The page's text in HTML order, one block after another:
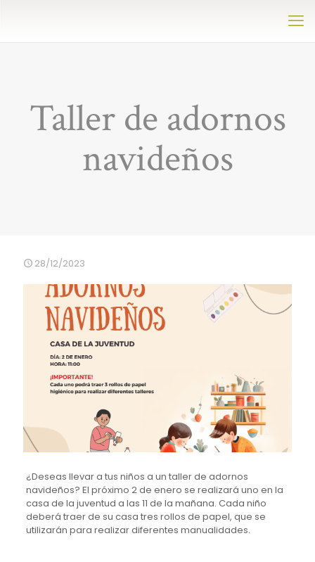
Taller de adornos
navideños
28/12/2023
¿Deseas llevar a tus niños a un taller de adornos
navideños? El próximo 2 de enero se realizará uno en la
casa de la juventud a las 11 de la mañana. Cada niño
deberá traer de su casa tres rollos de papel, que se
utilizarán para realizar diferentes manualidades.